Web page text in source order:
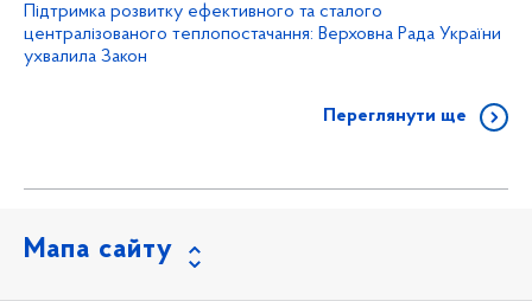
Підтримка розвитку ефективного та сталого
централізованого теплопостачання: Верховна Рада України
ухвалила Закон
Переглянути ще
Мапа сайту